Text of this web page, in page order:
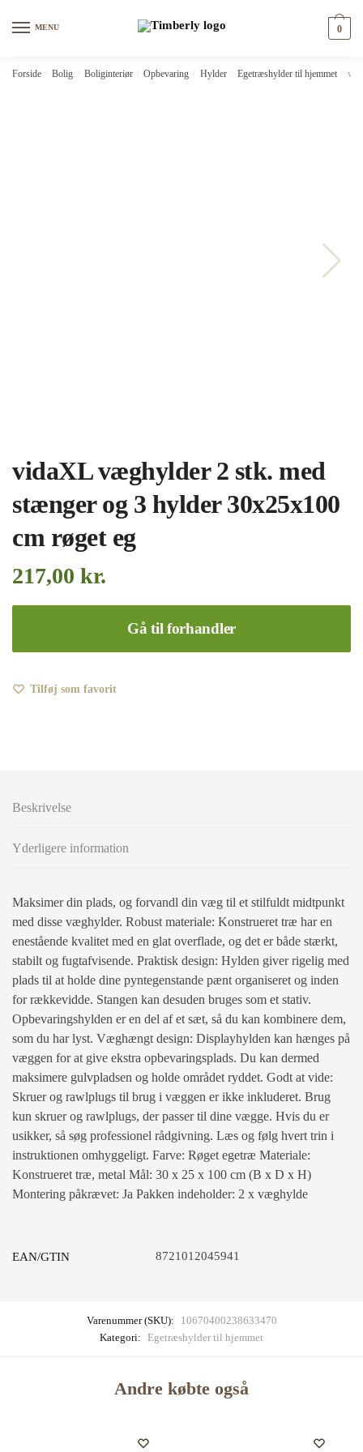
MENU 0
Forside Bolig Boliginteriør Opbevaring Hylder Egetræshylder til hjemmet
vidaXL væghylder 2 stk. med
stænger og 3 hylder 30x25x100
cm røget eg
217,00 kr.
Gå til forhandler
Tilføj som favorit
Beskrivelse
Yderligere information
Maksimer din plads, og forvandl din væg til et stilfuldt midtpunkt
med disse væghylder. Robust materiale: Konstrueret træ har en
enestående kvalitet med en glat overflade, og det er både stærkt,
stabilt og fugtafvisende. Praktisk design: Hylden giver rigelig med
plads til at holde dine pyntegenstande pænt organiseret og inden
for rækkevidde. Stangen kan desuden bruges som et stativ.
Opbevaringshylden er en del af et sæt, så du kan kombinere dem,
som du har lyst. Væghængt design: Displayhylden kan hænges på
væggen for at give ekstra opbevaringsplads. Du kan dermed
maksimere gulvpladsen og holde området ryddet. Godt at vide:
Skruer og rawlplugs til brug i væggen er ikke inkluderet. Brug
kun skruer og rawlplugs, der passer til dine vægge. Hvis du er
usikker, så søg professionel rådgivning. Læs og følg hvert trin i
instruktionen omhyggeligt. Farve: Røget egetræ Materiale:
Konstrueret træ, metal Mål: 30 x 25 x 100 cm (B x D x H)
Montering påkrævet: Ja Pakken indeholder: 2 x væghylde
EAN/GTIN 8721012045941
Varenummer (SKU):
10670400238633470
Kategori: Egetræshylder til hjemmet
Andre købte også